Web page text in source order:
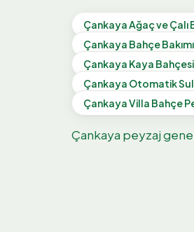
Çankaya Ağaç ve Çalı
Çankaya Bahçe Bakımı
Çankaya Kaya
Çankaya Otomatik
ÇankayaVilla Bahçe
Çankaya peyzaj genel